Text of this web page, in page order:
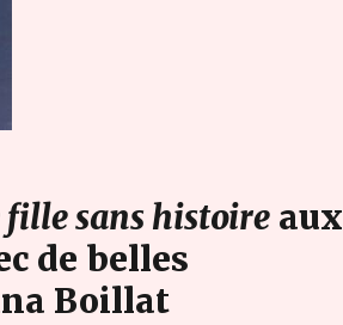
fille sans histoireaux
de belles
Boillat